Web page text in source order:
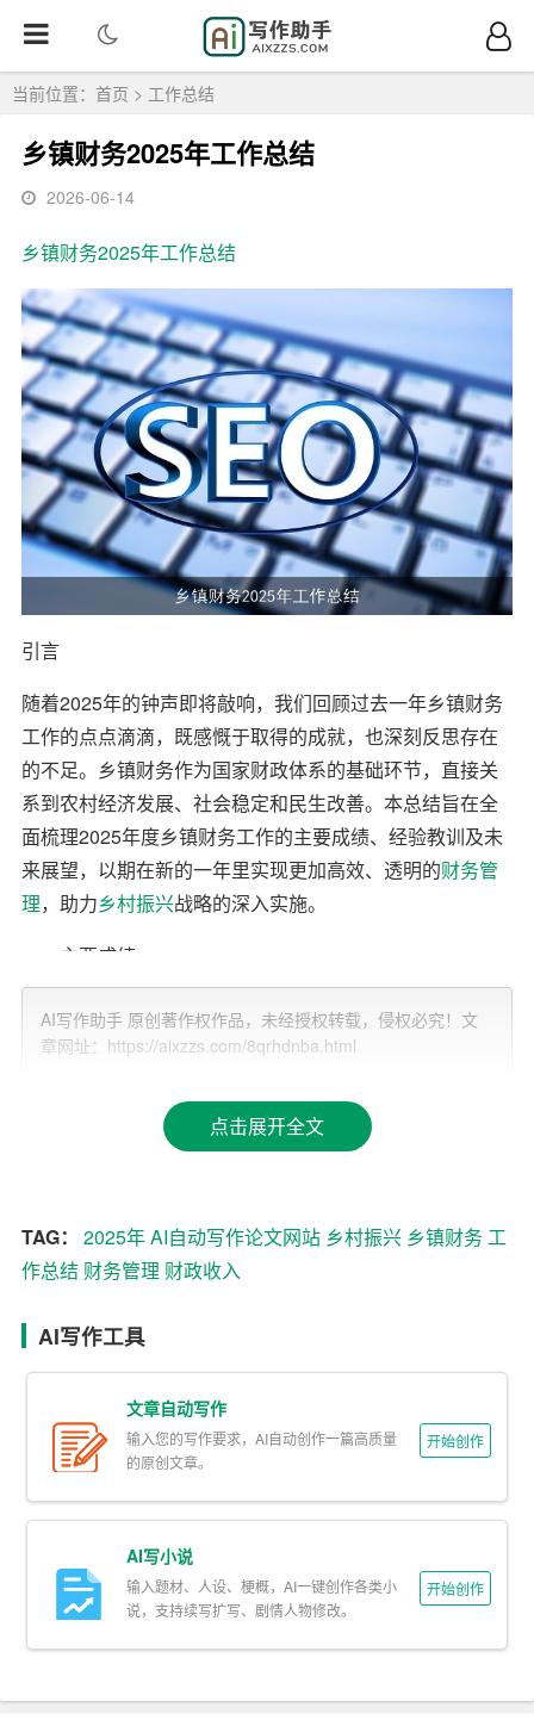
当前位置： 首页 > 工作总结
乡镇财务2025年工作总结
2026-06-14
乡镇财务2025年工作总结
引言
随着2025年的钟声即将敲响，我们回顾过去一年乡镇财务
工作的点点滴滴，既感慨于取得的成就，也深刻反思存在
的不足。乡镇财务作为国家财政体系的基础环节，直接关
系到农村经济发展、社会稳定和民生改善。本总结旨在全
面梳理2025年度乡镇财务工作的主要成绩、经验教训及未
来展望，以期在新的一年里实现更加高效、透明的财务管
理，助力乡村振兴战略的深入实施。
一、主要成绩
财政收入稳步增长
2025年，面对复杂多变的国内外经济环境，我镇积极应
了财政收入的稳定增长。全年完成税收收入XX亿元，同比
增长X%，超额完成年初预定目标。特别是农业特产税、土
入来源。
2. 支出结构优化
在支出方面，我们坚持“保基本、促发展”的原则，合理调配
资金，确保教育、医疗、社保等民生领域的投入，同时加
大对基础设施建设和公共服务的支持力度。通过精细化管
理和效率提升，有效控制了“三公”经费支出，全年行政运行
成本降低X%，资金使用的社会效益和经济效益显著提升。
3. 财务管理信息化推进
为提升财务管理效率和透明度，我镇积极推进财务管理信
息化建设，成功上线了乡镇财务综合管理系统，实现了预
和监督，增强了财务管理的公开性和透明度。
AI写作助手 原创著作权作品，未经授权转载，侵权必究！文
章网址：https://aixzzs.com/8qrhdnba.html
点击展开全文
TAG： 2025年AI自动写作论文网站 乡村振兴 乡镇财务工
作总结 财务管理 财政收入
AI写作工具
文章自动写作
输入您的写作要求，AI自动创作一篇高质量
的原创文章。
开始创作
AI写小说
输入题材、人设、梗概，AI一键创作各类小
说，支持续写扩写、剧情人物修改。
开始创作